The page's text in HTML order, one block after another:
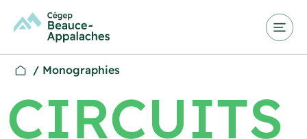
/ Monographies
CIRCUITS